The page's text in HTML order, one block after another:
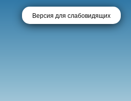
Версия для слабовидящих